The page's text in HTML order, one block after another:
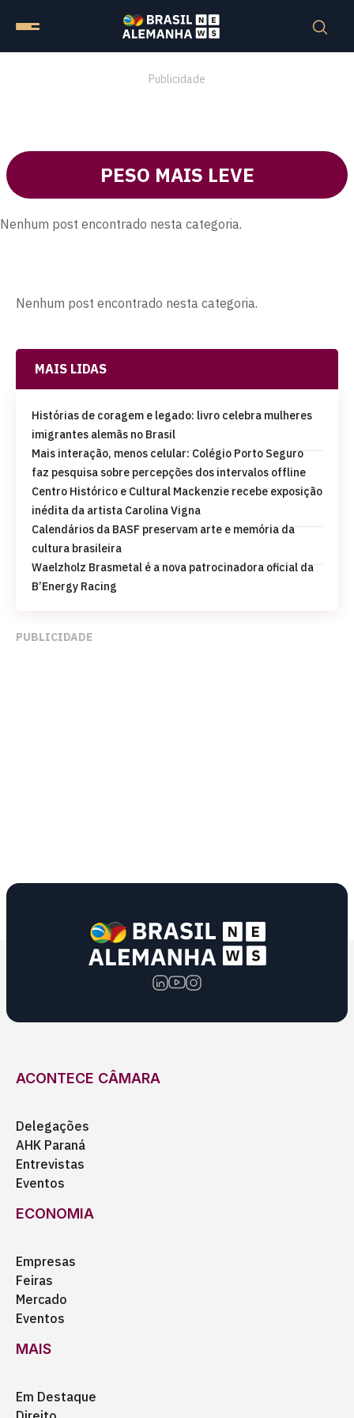
Publicidade
PESO MAIS LEVE
Nenhum post encontrado nesta categoria.
Nenhum post encontrado nesta categoria.
MAIS LIDAS
Histórias de coragem e legado: livro celebra mulheres
imigrantes alemãs no Brasil
Mais interação, menos celular: Colégio Porto Seguro
faz pesquisa sobre percepções dos intervalos offline
Centro Histórico e Cultural Mackenzie recebe exposição
inédita da artista Carolina Vigna
Calendários da BASF preservam arte e memória da
cultura brasileira
Waelzholz Brasmetal é a nova patrocinadora oficial da
B’Energy Racing
PUBLICIDADE
ACONTECE CÂMARA
Delegações
AHK Paraná
Entrevistas
Eventos
ECONOMIA
Empresas
Feiras
Mercado
Eventos
MAIS
Em Destaque